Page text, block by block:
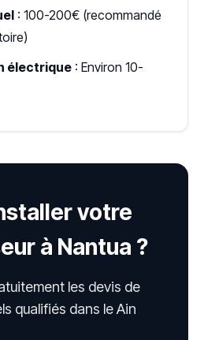
: 100-200€ (recommandé
électrique : Environ 10-
votre
à Nantua ?
les devis de
qualifiés dans le Ain